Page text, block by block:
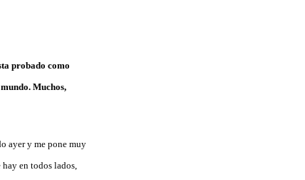
probado como
Muchos,
ayer y me pone muy
en todos lados,